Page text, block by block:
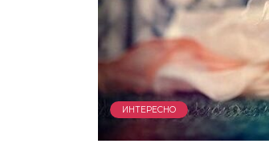
ИНТЕРЕСНО